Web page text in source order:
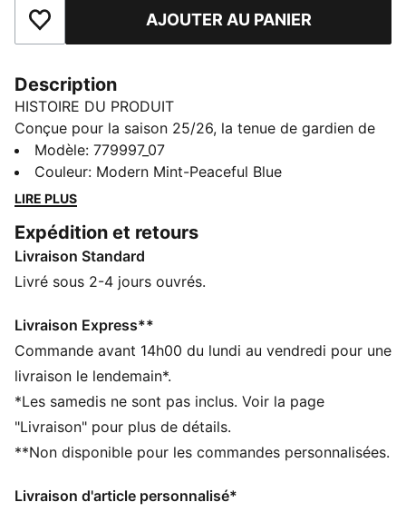
Ajouter aux favorisAJOUTER AU PANIER
Description
HISTOIRE DU PRODUIT
Conçue pour la saison 25/26, la tenue de gardien de
but associe conception haute performance et fierté
du club. Associant tissus légers et détails premium,
elle assure un confort exceptionnel et une agilité
cette tenue est faite pour les athlètes qui contrôlent
les cages en toute confiance.
DÉTAILS
Maille ouverte tout autour du pied
Tissus matelassés soutenant le pied et le talon
Arrière du bas de la jambe en maille à l’aiguille
Côte sur la cheville et le haut de la jambe
Aux genoux
Rayures sur les mollets
Modèle: 779997_07
Couleur: Modern Mint-Peaceful Blue
LIRE PLUS
Expédition et retours
Livraison Standard
Livré sous 2-4 jours ouvrés.
Livraison Express**
Commande avant 14h00 du lundi au vendredi pour une
livraison le lendemain*.
*Les samedis ne sont pas inclus. Voir la page
"Livraison" pour plus de détails.
**Non disponible pour les commandes personnalisées.
Livraison d'article personnalisé*